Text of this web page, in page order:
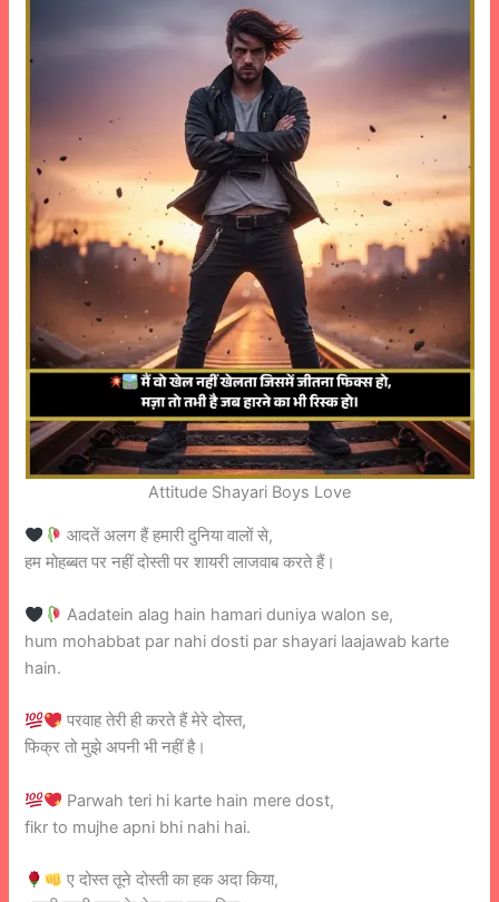
Attitude Shayari Boys Love
आदतें अलग हैं हमारी दुनिया वालों से,
हम मोहब्बत पर नहीं दोस्ती पर शायरी लाजवाब करते हैं।
Aadatein alag hain hamari duniya walon se,
hum mohabbat par nahi dosti par shayari laajawab karte
hain.
परवाह तेरी ही करते हैं मेरे दोस्त,
फिक्र तो मुझे अपनी भी नहीं है।
Parwah teri hi karte hain mere dost,
fikr to mujhe apni bhi nahi hai.
ए दोस्त तूने दोस्ती का हक अदा किया,